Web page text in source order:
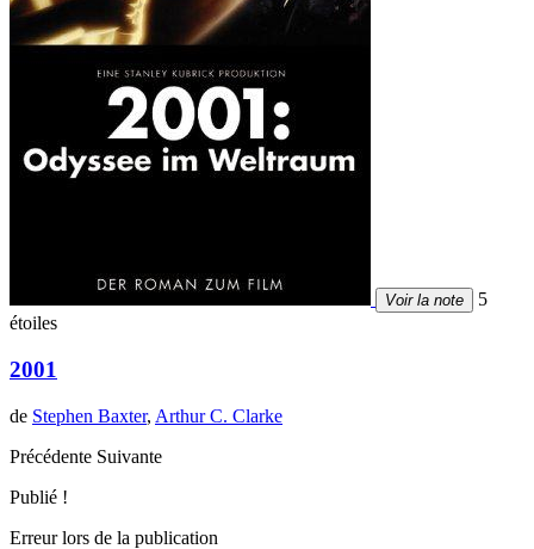
Voir la note
5
étoiles
2001
de Stephen Baxter, Arthur C. Clarke
Précédente Suivante
Publié !
Erreur lors de la publication